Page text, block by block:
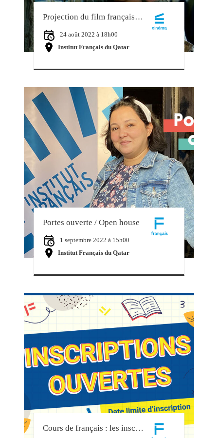
Projection du film français FAHIM
24 août 2022 à 18h00
Institut Français du Qatar
Portes ouverte / Open house
1 septembre 2022 à 15h00
Institut Français du Qatar
Cours de français : les inscriptions sont ouvertes ! / French courses : registrations are now open !